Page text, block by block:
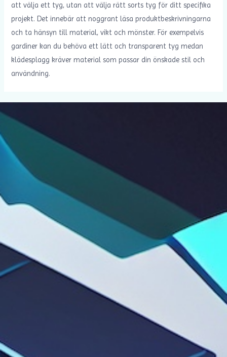
att välja ett tyg, utan att välja rätt sorts tyg för ditt specifika
projekt. Det innebär att noggrant läsa produktbeskrivningarna
och ta hänsyn till material, vikt och mönster. För exempelvis
gardiner kan du behöva ett lätt och transparent tyg medan
klädesplagg kräver material som passar din önskade stil och
användning.